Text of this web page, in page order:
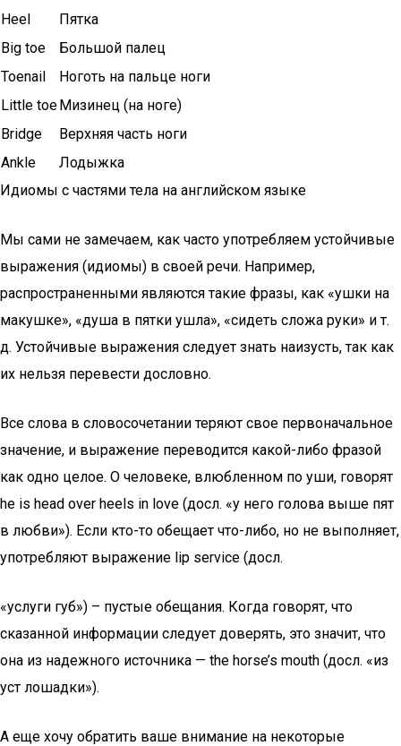
Heel
Пятка
Big toe
Большой палец
Toenail
Ноготь на пальце ноги
Little toeМизинец (на ноге)
Bridge
Верхняя часть ноги
Ankle
Лодыжка
Идиомы с частями тела на английском языке
Мы сами не замечаем, как часто употребляем устойчивые
выражения (идиомы) в своей речи. Например,
распространенными являются такие фразы, как «ушки на
макушке», «душа в пятки ушла», «сидеть сложа руки» и т.
д. Устойчивые выражения следует знать наизусть, так как
их нельзя перевести дословно.
Все слова в словосочетании теряют свое первоначальное
значение, и выражение переводится какой-либо фразой
как одно целое. О человеке, влюбленном по уши, говорят
he is head over heels in love (досл. «у него голова выше пят
в любви»). Если кто-то обещает что-либо, но не выполняет,
употребляют выражение lip service (досл.
«услуги губ») – пустые обещания. Когда говорят, что
сказанной информации следует доверять, это значит, что
она из надежного источника — the horse’s mouth (досл. «из
уст лошадки»).
А еще хочу обратить ваше внимание на некоторые